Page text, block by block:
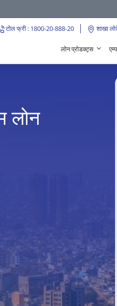
टोल फ्री : 1800-20-888-20 शाखा
लोन प्रोडक्ट्स
लोन